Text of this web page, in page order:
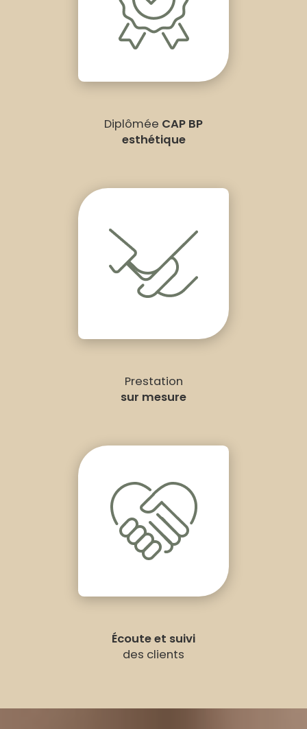
Diplômée CAP BP
esthétique
Prestation
sur mesure
Écoute et suivi
des clients